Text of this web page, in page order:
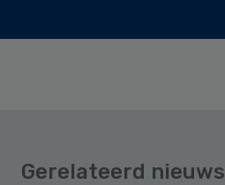
Gerelateerd nieuws